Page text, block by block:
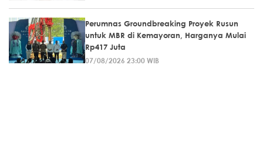
Perumnas Groundbreaking Proyek Rusun
untuk MBR di Kemayoran, Harganya Mulai
Rp417 Juta
07/08/2026 23:00 WIB